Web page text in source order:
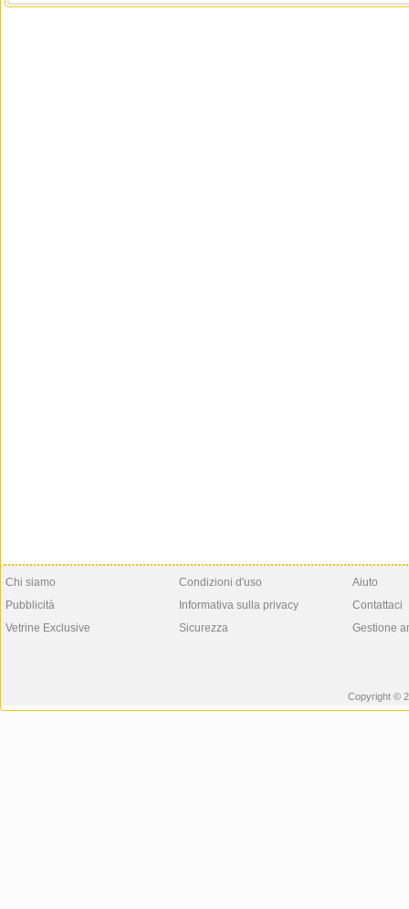
Chi siamo
Pubblicità
Vetrine Exclusive
Condizioni d'uso
Informativa sulla privacy
Sicurezza
Aiuto
Contattaci
Gestione
Copyright ©